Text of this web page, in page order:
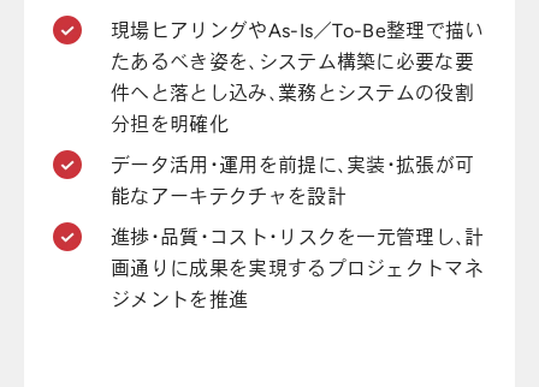
現場ヒアリングやAs-Is／To-Be整理で描い
たあるべき姿を、システム構築に必要な要
件へと落とし込み、業務とシステムの役割
分担を明確化
データ活用・運用を前提に、実装・拡張が可
能なアーキテクチャを設計
進捗・品質・コスト・リスクを一元管理し、計
画通りに成果を実現するプロジェクトマネ
ジメントを推進